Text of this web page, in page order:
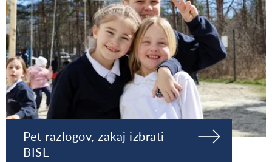
Pet razlogov, zakaj izbrati
BISL